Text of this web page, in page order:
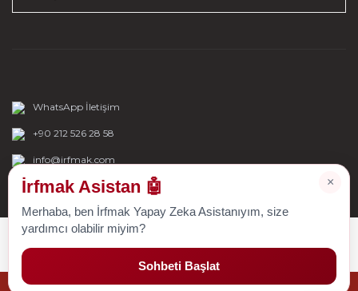
WhatsApp İletişim
+90 212 526 28 58
info@irfmak.com
×
İrfmak Asistan 🤖
Merhaba, ben İrfmak Yapay Zeka Asistanıyım, size
yardımcı olabilir miyim?
Sohbeti Başlat